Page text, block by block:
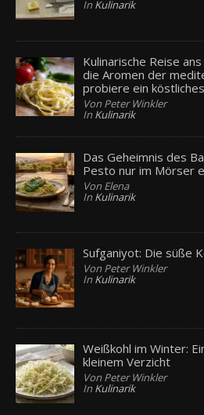
In Kulinarik
Kulinarische Reise
die Aromen der
probiere ein
Von Peter Winkler
In Kulinarik
Das Geheimnis des
Pesto nur im Mörser
Von Elena
In Kulinarik
Sufganiyot: Die süße
Von Peter Winkler
In Kulinarik
Weißkohl im Winter:
kleinem Verzicht
Von Peter Winkler
In Kulinarik